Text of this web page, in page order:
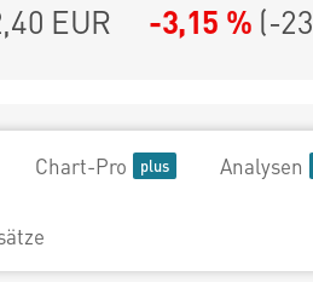
EUR -3,15 % (-
Chart-Pro Analysen